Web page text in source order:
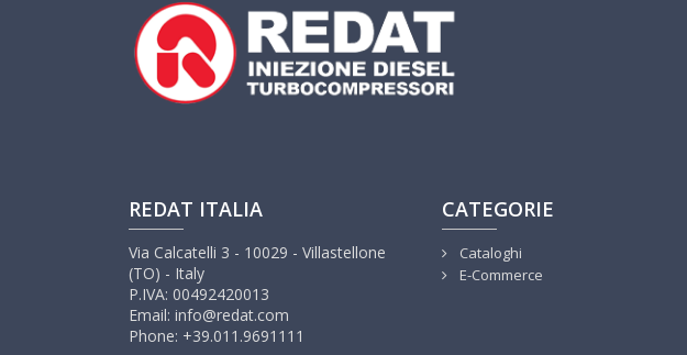
REDAT ITALIA
Via Calcatelli 3 - 10029 - Villastellone
(TO) - Italy
P.IVA: 00492420013
Email: info@redat.com
Phone: +39.011.9691111
CATEGORIE
Cataloghi
E-Commerce